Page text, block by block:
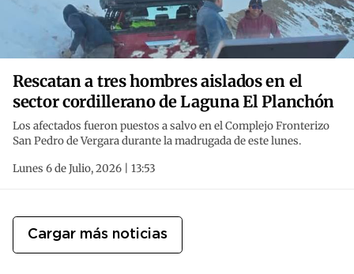
Rescatan a tres hombres aislados en el
sector cordillerano de Laguna El Planchón
Los afectados fueron puestos a salvo en el Complejo Fronterizo
San Pedro de Vergara durante la madrugada de este lunes.
Lunes 6 de Julio, 2026 | 13:53
Cargar más noticias